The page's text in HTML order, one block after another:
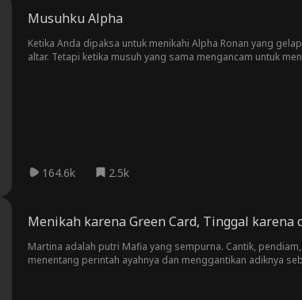
Musuhku Alpha
Ketika Anda dipaksa untuk menikahi Alpha Ronan yang
altar. Tetapi ketika musuh yang sama mengancam untuk
164.6k 2.5k
Menikah karena Green Card, Tinggal karena
Martina adalah putri Mafia yang sempurna. Cantik,
menentang perintah ayahnya dan menggantikan adiknya